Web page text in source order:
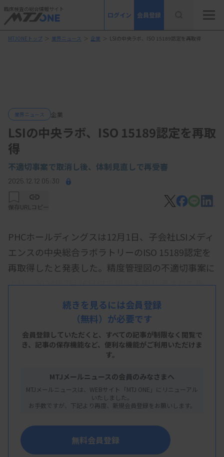
臨床検査の総合情報サイト
ログイン 会員登録
MTJONEトップ ＞ 業界ニュース ＞ 企業 ＞ LSIの中央ラボ、ISO 15189認定を再取得
業界ニュース 企業
LSIの中央ラボ、ISO 15189認定を再取
得
不適切事案で取消し後、体制見直しで再受審
2025.12.12 05:30
保存URLコピー
PHCホールディングスは12月1日、子会社LSIメディ
エンスの中央総合ラボラトリーのISO 15189認定を
再取得したと発表した。精度管理図の不適切事案に
より、2024年7月26日付で認定を取り消された後、
体制を見直し、2025年10月に受審していた。認定
日は11月28日。
同ホールディングスは、現在までに不適切事案に起
因した健康被害の報告は確認されていないと説明。
員会の最終報告書を踏まえた是正措置や再発防止策
を確実に実行し、信頼回復に努めていくとしてい
続きを見るには会員登録
（無料）が必要です
会員登録していただくと、すべての記事が制限なく閲覧で
き、 記事の保存機能など、便利な機能がご利用いただけま
す。
MTJメールニュースの会員のみなさまへ
MTJメールニュースは、WEBサイト「MTJ ONE」にリニューアル
いたしました。
お手数ですが、下記より再度、新規会員登録をお願いします。
無料会員登録